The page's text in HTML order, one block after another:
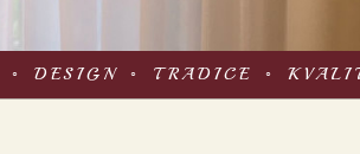
DESIGN ◦ TRADICE ◦